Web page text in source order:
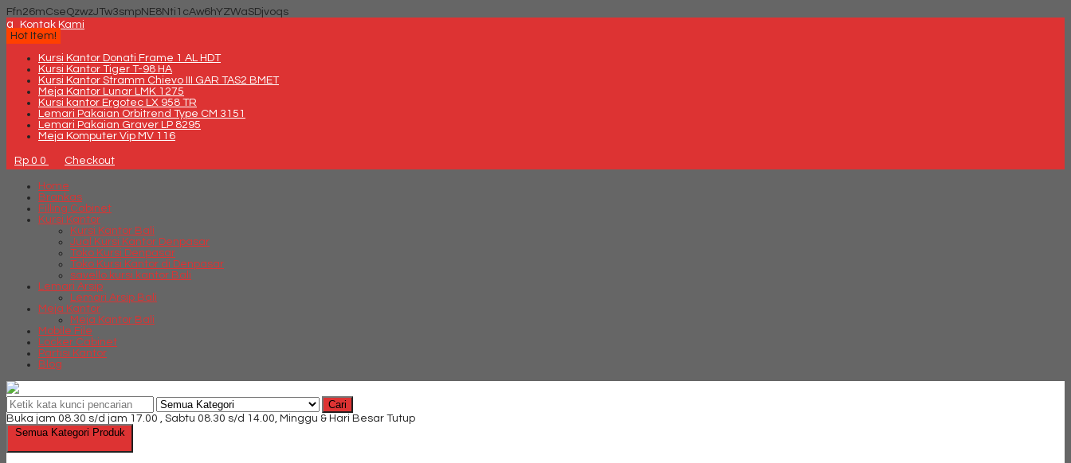
Ffn26mCseQzwzJTw3smpNE8Nti1cAw6hYZWaSDjvoqs
q
Kontak Kami
Hot Item!
Kursi Kantor Donati Frame 1 AL HDT
Kursi Kantor Tiger T-98 HA
Kursi Kantor Stramm Chievo III GAR TAS2 BMET
Meja Kantor Lunar LMK 1275
Kursi kantor Ergotec LX 958 TR
Lemari Pakaian Orbitrend Type CM 3151
Lemari Pakaian Graver LP 8295
Meja Komputer Vip MV 116
Rp 0 0 Checkout
Home
Brankas
Filling Cabinet
Kursi Kantor
Kursi Kantor Bali
Jual Kursi Kantor Denpasar
Toko Kursi Denpasar
Toko Kursi Kantor di Denpasar
savello kursi kantor Bali
Lemari Arsip
Lemari Arsip Bali
Meja Kantor
Meja Kantor Bali
Mobile File
Locker Cabinet
Partisi Kantor
Blog
Cari
Buka jam 08.30 s/d jam 17.00 , Sabtu 08.30 s/d 14.00, Minggu & Hari Besar Tutup
Semua Kategori Produk